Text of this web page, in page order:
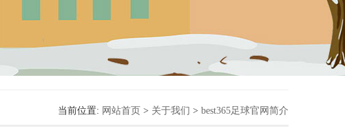
当前位置: 网站首页 > 关于我们 > best365足球官网简介